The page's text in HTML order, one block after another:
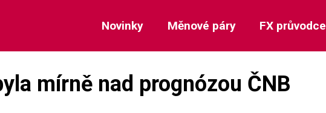
Novinky Měnové páry FX průvodce
mírně nad prognózou ČNB